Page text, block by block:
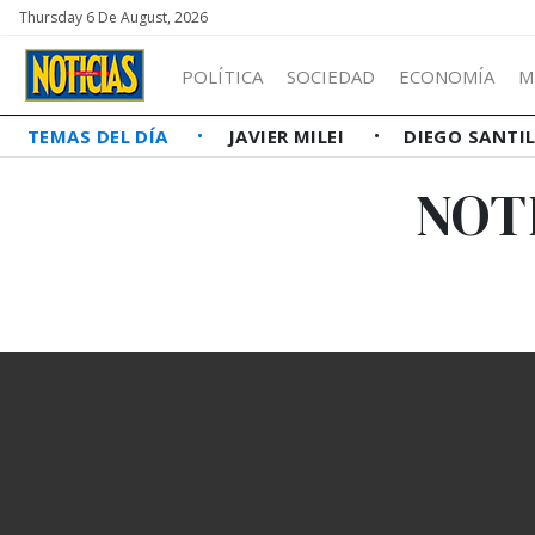
Thursday 6 De August, 2026
POLÍTICA SOCIEDAD ECONOMÍA
TEMAS DEL DÍA JAVIER MILEI DIEGO